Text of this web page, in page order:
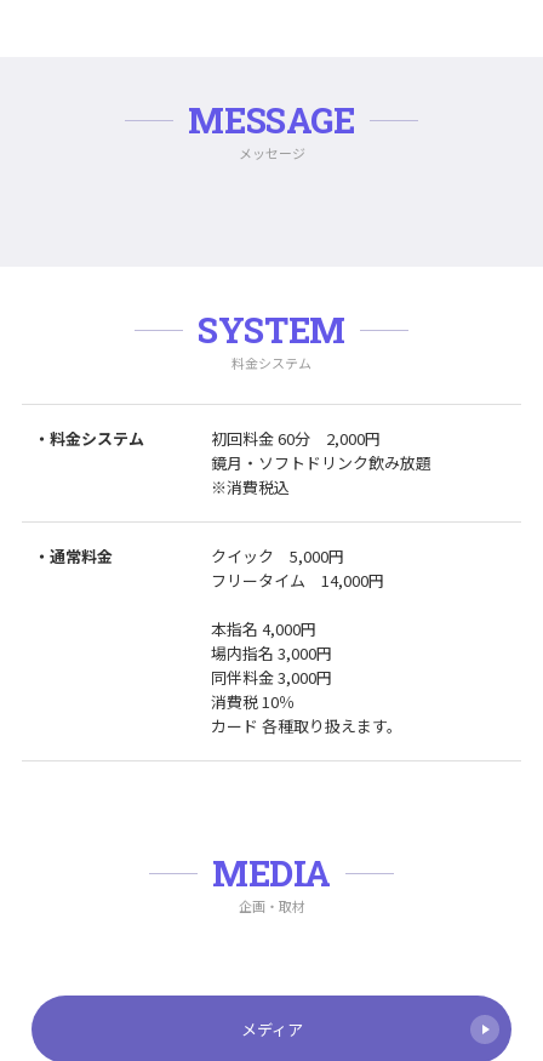
MESSAGE
メッセージ
SYSTEM
料金システム
・料金システム
初回料金 60分 2,000円
鏡月・ソフトドリンク飲み放題
※消費税込
・通常料金
クイック 5,000円
フリータイム 14,000円
本指名 4,000円
場内指名 3,000円
同伴料金 3,000円
消費税 10％
カード 各種取り扱えます。
MEDIA
企画・取材
メディア